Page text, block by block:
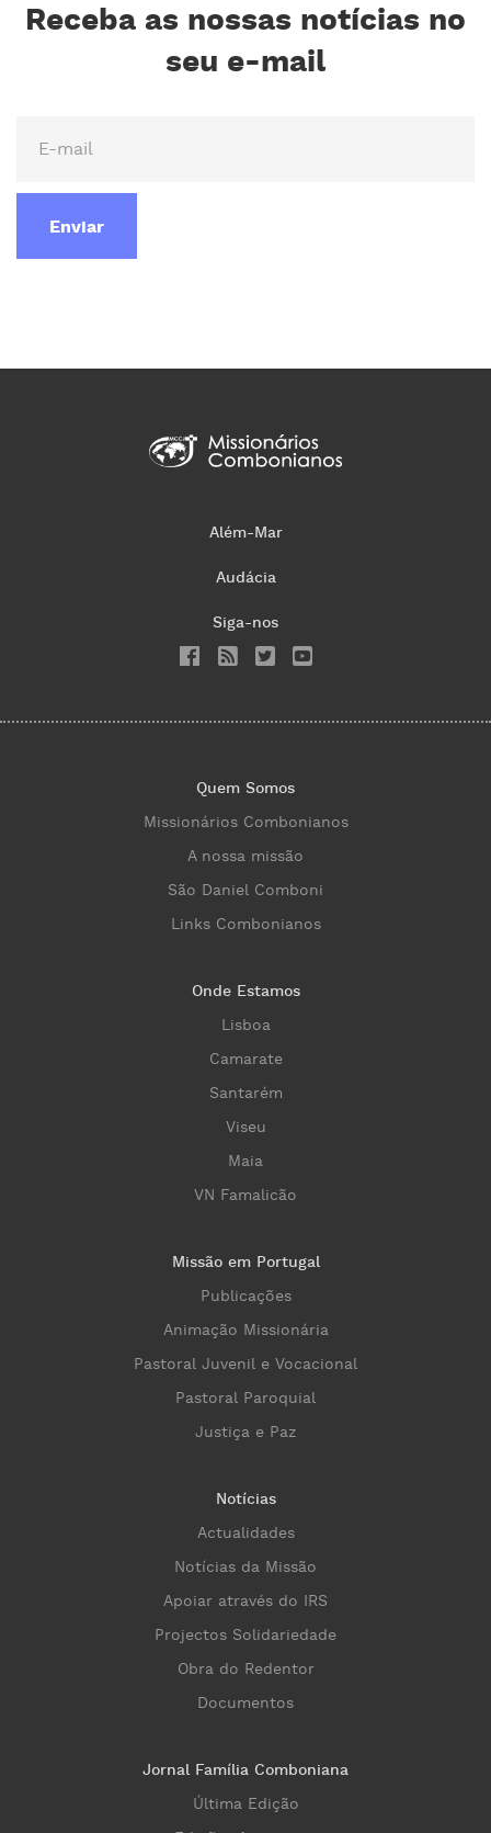
Receba as nossas notícias no
seu e-mail
Enviar
Além-Mar
Audácia
Siga-nos
Quem Somos
Missionários Combonianos
A nossa missão
São Daniel Comboni
Links Combonianos
Onde Estamos
Lisboa
Camarate
Santarém
Viseu
Maia
VN Famalicão
Missão em Portugal
Publicações
Animação Missionária
Pastoral Juvenil e Vocacional
Pastoral Paroquial
Justiça e Paz
Notícias
Actualidades
Notícias da Missão
Apoiar através do IRS
Projectos Solidariedade
Obra do Redentor
Documentos
Jornal Família Comboniana
Última Edição